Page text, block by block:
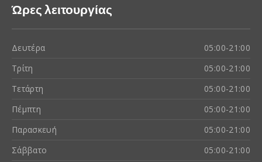
Ώρες λειτουργίας
Δευτέρα
05:00-21:00
Τρίτη
05:00-21:00
Τετάρτη
05:00-21:00
Πέμπτη
05:00-21:00
Παρασκευή
05:00-21:00
Σάββατο
05:00-21:00